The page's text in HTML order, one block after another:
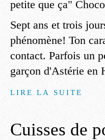
Sept ans et trois
phénomène! Ton
contact. Parfois un
garçon d'Astérie en
LIRE LA SUITE
Cuisses de